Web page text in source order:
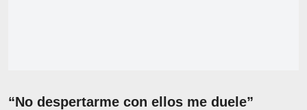
“No despertarme con ellos me duele”